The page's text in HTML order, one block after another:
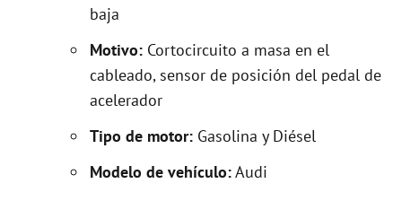
baja
Motivo: Cortocircuito a masa en el
cableado, sensor de posición del pedal de
acelerador
Tipo de motor: Gasolina y Diésel
Modelo de vehículo:Audi